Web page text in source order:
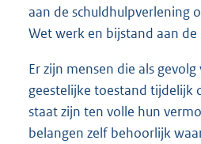
aan de schuldhulpverlening
Wet werk en bijstand aan
Er zijn mensen die als
geestelijke toestand tijdelijk
staat zijn ten volle hun
belangen zelf behoorlijk